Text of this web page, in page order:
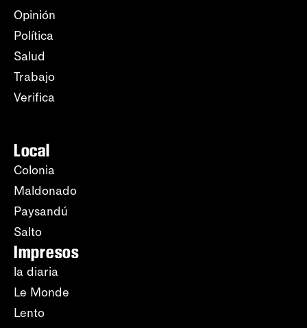
Opinión
Política
Salud
Trabajo
Verifica
Local
Colonia
Maldonado
Paysandú
Salto
Impresos
la diaria
Le Monde
Lento